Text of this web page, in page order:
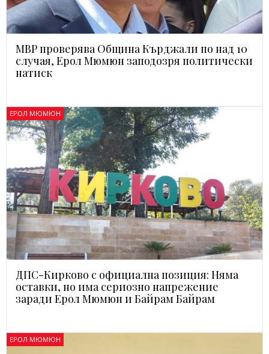
МВР проверява Община Кърджали по над 10
случая, Ерол Мюмюн заподозря политически
натиск
ЕРОЛ МЮМЮН
ДПС-Кирково с официална позиция: Няма
оставки, но има сериозно напрежение
заради Ерол Мюмюн и Байрам Байрам
ЕРОЛ МЮМЮН